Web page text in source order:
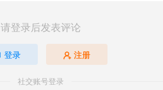
请登录后发表评论
登录 注册
社交账号登录